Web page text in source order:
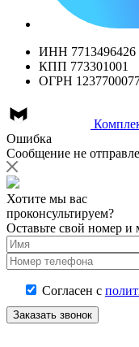
ИНН 7713496426
КПП 773301001
ОГРН
Ошибка
Сообщение не
Хотите мы вас
проконсультируем?
Оставьте свой номер
Согласен с